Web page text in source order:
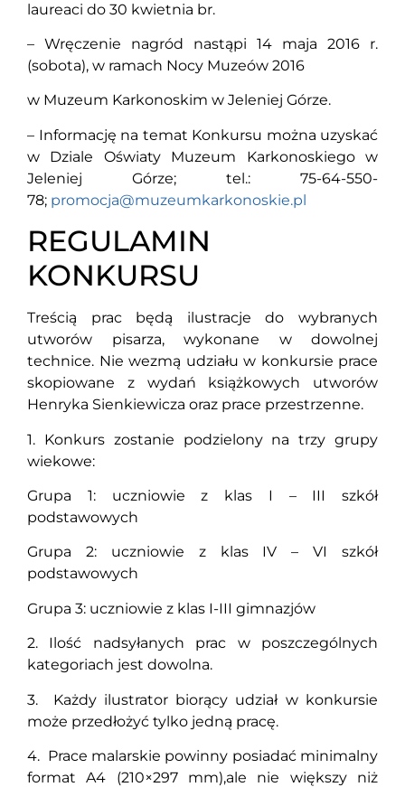
laureaci do 30 kwietnia br.
– Wręczenie nagród nastąpi 14 maja 2016 r.
(sobota), w ramach Nocy Muzeów 2016
w Muzeum Karkonoskim w Jeleniej Górze.
– Informację na temat Konkursu można uzyskać
w Dziale Oświaty Muzeum Karkonoskiego w
Jeleniej Górze; tel.: 75-64-550-
78; promocja@muzeumkarkonoskie.pl
REGULAMIN
KONKURSU
Treścią prac będą ilustracje do wybranych
utworów pisarza, wykonane w dowolnej
technice. Nie wezmą udziału w konkursie prace
skopiowane z wydań książkowych utworów
Henryka Sienkiewicza oraz prace przestrzenne.
1. Konkurs zostanie podzielony na trzy grupy
wiekowe:
Grupa 1: uczniowie z klas I – III szkół
podstawowych
Grupa 2: uczniowie z klas IV – VI szkół
podstawowych
Grupa 3: uczniowie z klas I-III gimnazjów
2. Ilość nadsyłanych prac w poszczególnych
kategoriach jest dowolna.
3. Każdy ilustrator biorący udział w konkursie
może przedłożyć tylko jedną pracę.
4. Prace malarskie powinny posiadać minimalny
format A4 (210×297 mm),ale nie większy niż